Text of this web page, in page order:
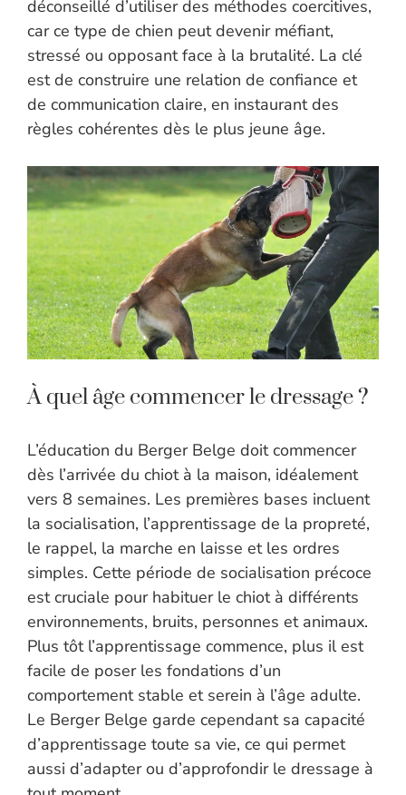
déconseillé d’utiliser des méthodes coercitives,
car ce type de chien peut devenir méfiant,
stressé ou opposant face à la brutalité. La clé
est de construire une relation de confiance et
de communication claire, en instaurant des
règles cohérentes dès le plus jeune âge.
À quel âge commencer le dressage ?
L’éducation du Berger Belge doit commencer
dès l’arrivée du chiot à la maison, idéalement
vers 8 semaines. Les premières bases incluent
la socialisation, l’apprentissage de la propreté,
le rappel, la marche en laisse et les ordres
simples. Cette période de socialisation précoce
est cruciale pour habituer le chiot à différents
environnements, bruits, personnes et animaux.
Plus tôt l’apprentissage commence, plus il est
facile de poser les fondations d’un
comportement stable et serein à l’âge adulte.
Le Berger Belge garde cependant sa capacité
d’apprentissage toute sa vie, ce qui permet
aussi d’adapter ou d’approfondir le dressage à